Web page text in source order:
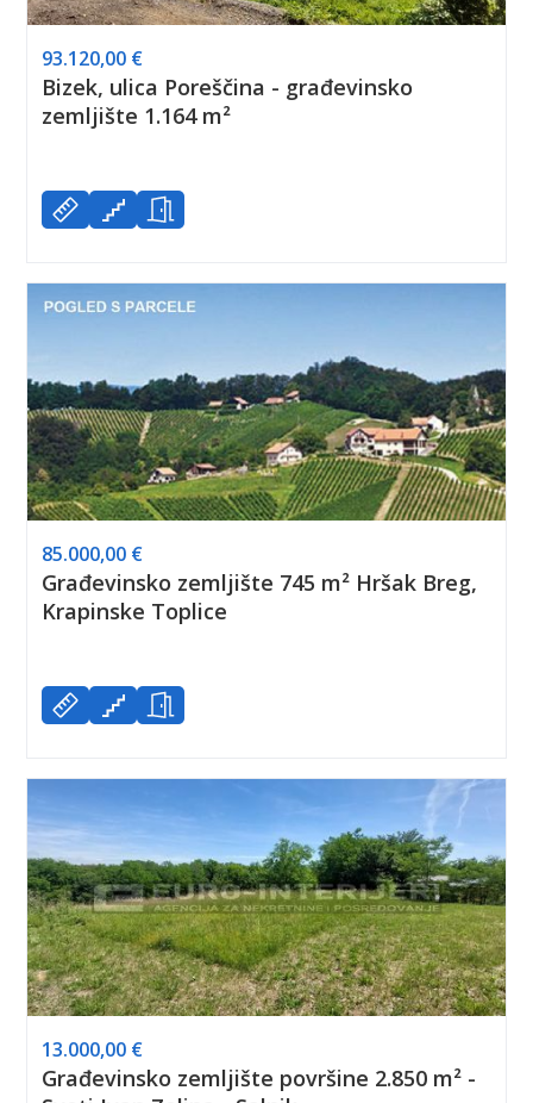
93.120,00 €
Bizek, ulica Poreščina - građevinsko
zemljište 1.164 m²
85.000,00 €
Građevinsko zemljište 745 m² Hršak Breg,
Krapinske Toplice
13.000,00 €
Građevinsko zemljište površine 2.850 m² -